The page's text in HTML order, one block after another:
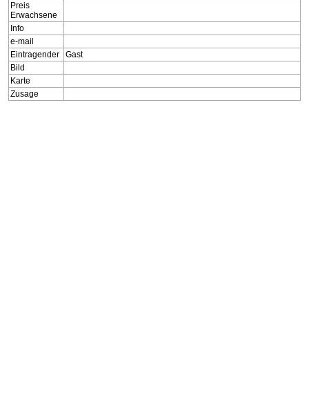
Preis
Erwachsene
Info
e-mail
Eintragender
Gast
Bild
Karte
Zusage